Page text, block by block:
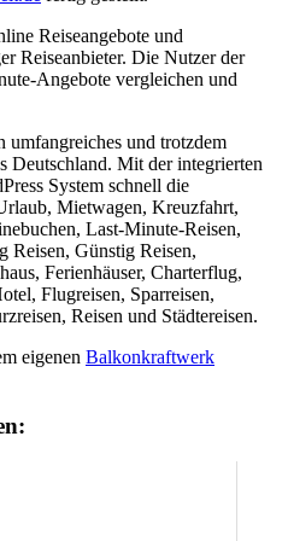
Reiseangebote und
Reiseanbieter. Die Nutzer der
Angebote vergleichen und
umfangreiches und trotzdem
Deutschland. Mit der integrierten
System schnell die
Mietwagen, Kreuzfahrt,
Last-Minute-Reisen,
Reisen, Günstig Reisen,
Ferienhäuser, Charterflug,
Flugreisen, Sparreisen,
Reisen und Städtereisen.
eigenen Balkonkraftwerk